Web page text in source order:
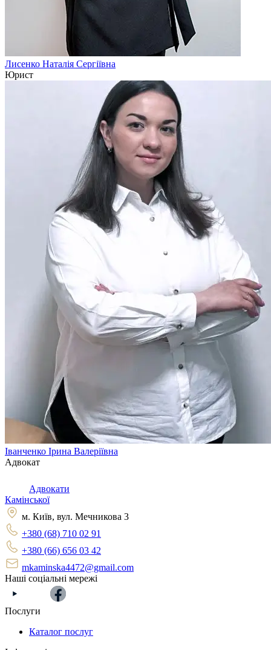
Лисенко Наталія Сергіївна
Юрист
Іванченко Ірина Валеріївна
Адвокат
Адвокати
Камінської
м. Київ, вул. Мечникова 3
+380 (68) 710 02 91
+380 (66) 656 03 42
mkaminska4472@gmail.com
Наші соціальні мережі
Послуги
Каталог послуг